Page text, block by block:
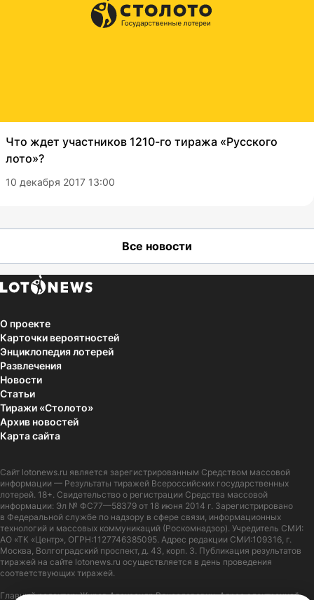
Что ждет участников 1210-го тиража «Русского
лото»?
10 декабря 2017 13:00
Все новости
О проекте
Карточки вероятностей
Энциклопедия лотерей
Развлечения
Новости
Статьи
Тиражи «Столото»
Архив новостей
Карта сайта
Сайт lotonews.ru является зарегистрированным Средством массовой
информации — Результаты тиражей Всероссийских государственных
лотерей. 18+. Свидетельство о регистрации Средства массовой
информации: Эл № ФС77—58379 от 18 июня 2014 г. Зарегистрировано
в Федеральной службе по надзору в сфере связи, информационных
технологий и массовых коммуникаций (Роскомнадзор). Учредитель СМИ:
АО «ТК «Центр», ОГРН:1127746385095. Адрес редакции СМИ:109316, г.
Москва, Волгоградский проспект, д. 43, корп. 3. Публикация результатов
тиражей на сайте lotonews.ru осуществляется в день проведения
соответствующих тиражей.
Главный редактор: Журов Александр Вячеславович. Адрес электронной